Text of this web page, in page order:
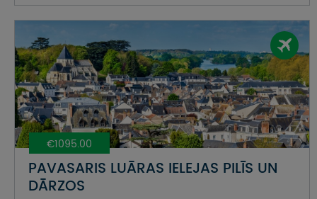
€1095.00
PAVASARIS LUĀRAS IELEJAS PILĪS UN
DĀRZOS